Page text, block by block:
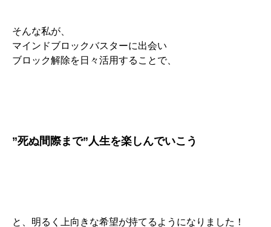
そんな私が、
マインドブロックバスターに出会い
ブロック解除を日々活用することで、
”死ぬ間際まで”人生を楽しんでいこう
と、明るく上向きな希望が持てるようになりました！